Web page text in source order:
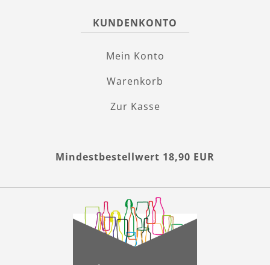
KUNDENKONTO
Mein Konto
Warenkorb
Zur Kasse
Mindestbestellwert 18,90 EUR